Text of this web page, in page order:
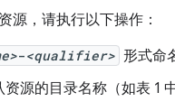
源，请执行以下操作：
-<qualifier> 形式命
源的目录名称（如表 1